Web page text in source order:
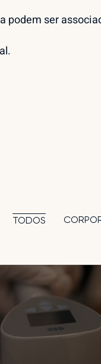
ser
TODOS